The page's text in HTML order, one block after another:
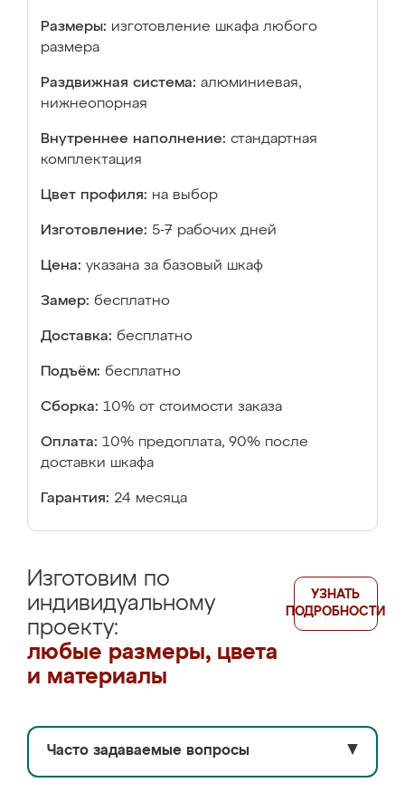
Размеры: изготовление шкафа любого
размера
Раздвижная система: алюминиевая,
нижнеопорная
Внутреннее наполнение: стандартная
комплектация
Цвет профиля: на выбор
Изготовление: 5-7 рабочих дней
Цена: указана за базовый шкаф
Замер: бесплатно
Доставка: бесплатно
Подъём: бесплатно
Сборка: 10% от стоимости заказа
Оплата: 10% предоплата, 90% после
доставки шкафа
Гарантия: 24 месяца
Изготовим по
индивидуальному
проекту:
любые размеры, цвета
и материалы
УЗНАТЬ
ПОДРОБНОСТИ
Часто задаваемые вопросы ▼